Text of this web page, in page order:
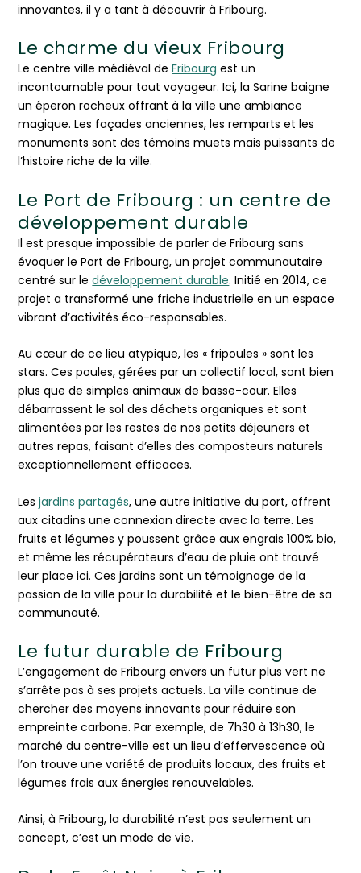
innovantes, il y a tant à découvrir à Fribourg.
Le charme du vieux Fribourg
Le centre ville médiéval deFribourg est un
incontournable pour tout voyageur. Ici, la Sarine baigne
un éperon rocheux offrant à la ville une ambiance
magique. Les façades anciennes, les remparts et les
monuments sont des témoins muets mais puissants de
l’histoire riche de la ville.
Le Port de Fribourg : un centre de
développement durable
Il est presque impossible de parler de Fribourg sans
évoquer le Port de Fribourg, un projet communautaire
centré sur ledéveloppement durable. Initié en 2014, ce
projet a transformé une friche industrielle en un espace
vibrant d’activités éco-responsables.
Au cœur de ce lieu atypique, les « fripoules » sont les
stars. Ces poules, gérées par un collectif local, sont bien
plus que de simples animaux de basse-cour. Elles
débarrassent le sol des déchets organiques et sont
alimentées par les restes de nos petits déjeuners et
autres repas, faisant d’elles des composteurs naturels
exceptionnellement efficaces.
Lesjardins partagés, une autre initiative du port, offrent
aux citadins une connexion directe avec la terre. Les
fruits et légumes y poussent grâce aux engrais 100% bio,
et même les récupérateurs d’eau de pluie ont trouvé
leur place ici. Ces jardins sont un témoignage de la
passion de la ville pour la durabilité et le bien-être de sa
communauté.
Le futur durable de Fribourg
L’engagement de Fribourg envers un futur plus vert ne
s’arrête pas à ses projets actuels. La ville continue de
chercher des moyens innovants pour réduire son
empreinte carbone. Par exemple, de 7h30 à 13h30, le
marché du centre-ville est un lieu d’effervescence où
l’on trouve une variété de produits locaux, des fruits et
légumes frais aux énergies renouvelables.
Ainsi, à Fribourg, la durabilité n’est pas seulement un
concept, c’est un mode de vie.